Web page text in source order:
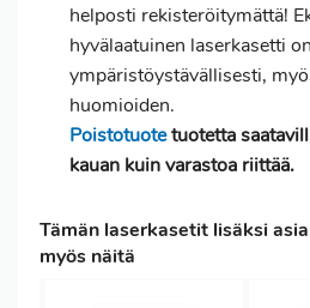
helposti rekisteröitymättä!
hyvälaatuinen laserkasetti
ympäristöystävällisesti,
huomioiden.
Poistotuotetuotetta
kauan kuin varastoa riittää.
Tämän laserkasetit lisäksi
myös näitä